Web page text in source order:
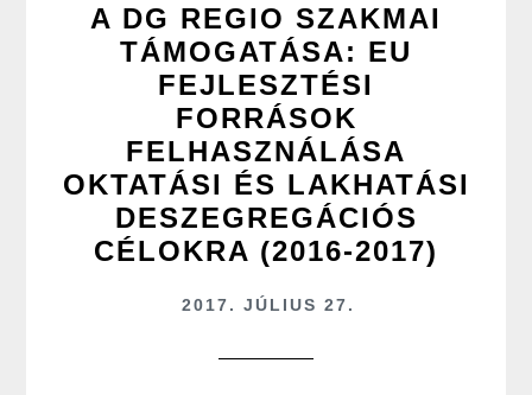
A DG REGIO SZAKMAI
TÁMOGATÁSA: EU
FEJLESZTÉSI
FORRÁSOK
FELHASZNÁLÁSA
OKTATÁSI ÉS LAKHATÁSI
DESZEGREGÁCIÓS
CÉLOKRA (2016-2017)
2017. JÚLIUS 27.